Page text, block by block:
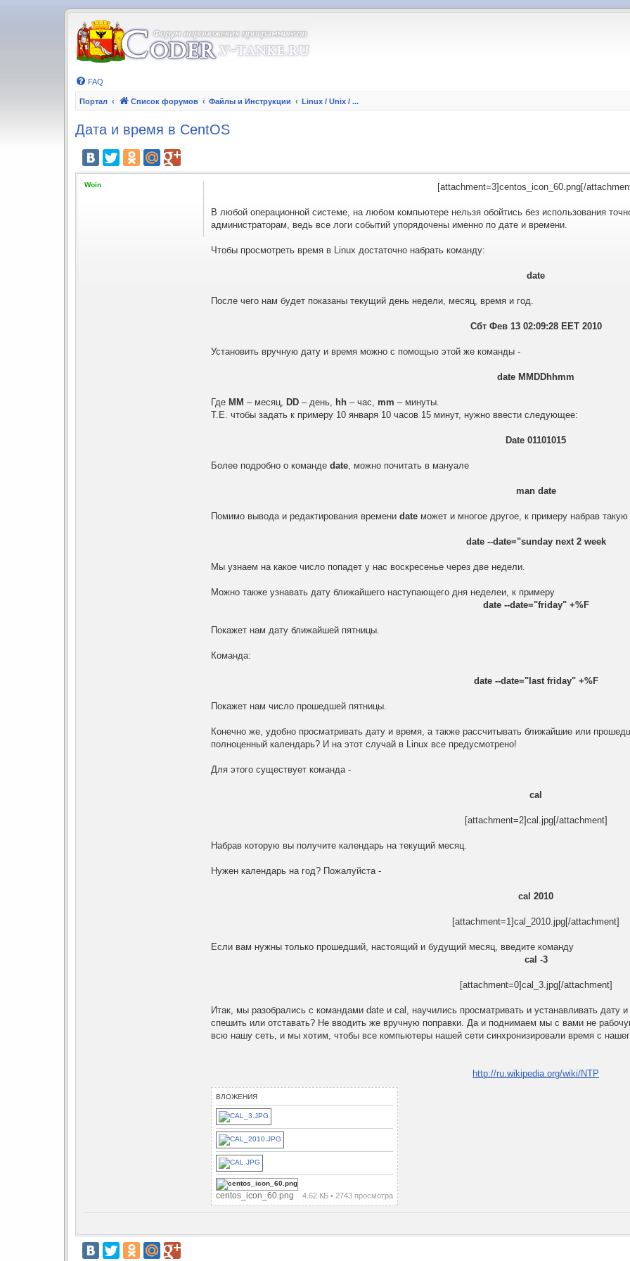
FAQ
Портал Список форумов Файлы и Инструкции Linux / Unix / ...
Дата и время в CentOS
Woin [attachment=3]centos_icon_60.png[/
В любой операционной системе, на любом компьютере нельзя обойтись без использования
администраторам, ведь все логи событий упорядочены именно по дате и времени.
Чтобы просмотреть время в Linux достаточно набрать команду:
date
После чего нам будет показаны текущий день недели, месяц, время и год.
Сбт Фев 13 02:09:28 EET 2010
Установить вручную дату и время можно с помощью этой же команды -
date MMDDhhmm
Где MM – месяц, DD – день, hh – час, mm – минуты.
Т.Е. чтобы задать к примеру 10 января 10 часов 15 минут, нужно ввести следующее:
Date 01101015
Более подробно о команде date, можно почитать в мануале
man date
Помимо вывода и редактирования времени date может и многое другое, к примеру набрав
date --date="sunday next 2 week
Мы узнаем на какое число попадет у нас воскресенье через две недели.
Можно также узнавать дату ближайшего наступающего дня неделеи, к примеру
date --date="friday" +%F
Покажет нам дату ближайшей пятницы.
Команда:
date --date="last friday" +%F
Покажет нам число прошедшей пятницы.
Конечно же, удобно просматривать дату и время, а также рассчитывать ближайшие или
полноценный календарь? И на этот случай в Linux все предусмотрено!
Для этого существует команда -
cal
[attachment=2]cal.jpg[/attachment]
Набрав которую вы получите календарь на текущий месяц.
Нужен календарь на год? Пожалуйста -
cal 2010
[attachment=1]cal_2010.jpg[/attachment]
Если вам нужны только прошедший, настоящий и будущий месяц, введите команду
cal -3
[attachment=0]cal_3.jpg[/attachment]
Итак, мы разобрались с командами date и cal, научились просматривать и устанавливать дату
спешить или отставать? Не вводить же вручную поправки. Да и поднимаем мы с вами не
всю нашу сеть, и мы хотим, чтобы все компьютеры нашей сети синхронизировали время с
http://ru.wikipedia.org/wiki/NTP
ВЛОЖЕНИЯ
centos_icon_60.png 4.62 КБ • 2743 просмотра